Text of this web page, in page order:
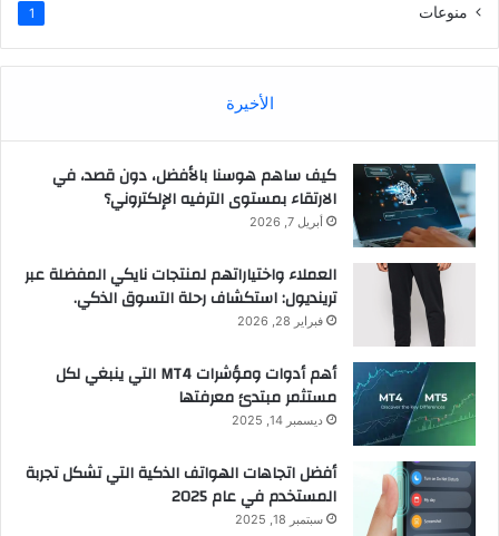
منوعات 1
الأخيرة
كيف ساهم هوسنا بالأفضل، دون قصد، في
الارتقاء بمستوى الترفيه الإلكتروني؟
أبريل 7, 2026
العملاء واختياراتهم لمنتجات نايكي المفضلة عبر
ترينديول: استكشاف رحلة التسوق الذكي.
فبراير 28, 2026
أهم أدوات ومؤشرات MT4 التي ينبغي لكل
مستثمر مبتدئ معرفتها
ديسمبر 14, 2025
أفضل اتجاهات الهواتف الذكية التي تشكل تجربة
المستخدم في عام 2025
سبتمبر 18, 2025